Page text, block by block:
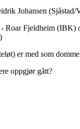
Johansen (Sjåstad/
- Roar Fjeldheim (IBK)
er med som
oppgjør gått?